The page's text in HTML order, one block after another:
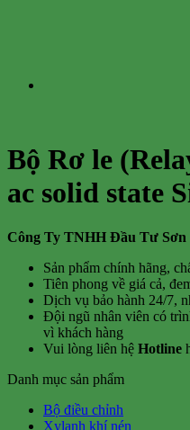
Bộ Rơ le
ac solid state
Công Ty TNHH Đầu Tư Sơn
Sản phẩm chính hãng,
Tiên phong về giá cả,
Dịch vụ bảo hành 24/7,
Đội ngũ nhân viên có
vì khách hàng
Vui lòng liên hệ Hotline
Danh mục sản phẩm
Bộ điều chỉnh
Xylanh khí nén